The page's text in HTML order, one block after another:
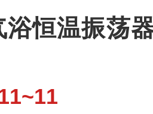
浴恒温振荡